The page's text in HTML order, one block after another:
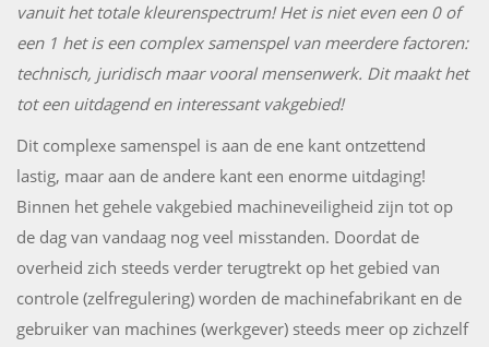
vanuit het totale kleurenspectrum! Het is niet even een 0 of
een 1 het is een complex samenspel van meerdere factoren:
technisch, juridisch maar vooral mensenwerk. Dit maakt het
tot een uitdagend en interessant vakgebied!
Dit complexe samenspel is aan de ene kant ontzettend
lastig, maar aan de andere kant een enorme uitdaging!
Binnen het gehele vakgebied machineveiligheid zijn tot op
de dag van vandaag nog veel misstanden. Doordat de
overheid zich steeds verder terugtrekt op het gebied van
controle (zelfregulering) worden de machinefabrikant en de
gebruiker van machines (werkgever) steeds meer op zichzelf